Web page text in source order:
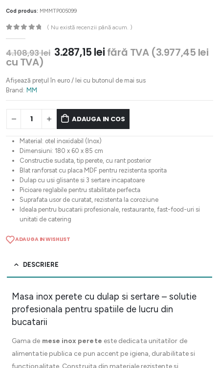
Cod produs: MMMTP005099
( Nu există recenzii până acum. )
4.108,93lei Prețul
fost:
3.287,15 leiPrețul
3.287,15 lei.
fără TVA (3.977,45 lei
cu TVA)
Afișează prețul în euro / lei cu butonul de mai sus
Brand: MM
ADAUGA IN COS
Material: otel inoxidabil (Inox)
Dimensiuni: 180 x 60 x 85 cm
Constructie sudata, tip perete, cu rant posterior
Blat ranforsat cu placa MDF pentru rezistenta sporita
Dulap cu usi glisante si 3 sertare incapatoare
Picioare reglabile pentru stabilitate perfecta
Suprafata usor de curatat, rezistenta la coroziune
Ideala pentru bucatarii profesionale, restaurante, fast-food-uri si
unitati de catering
ADAUGA IN WISHLIST
DESCRIERE
Masa inox perete cu dulap si sertare – solutie
profesionala pentru spatiile de lucru din
bucatarii
Gama de mese inox perete este dedicata unitatilor de
alimentatie publica ce pun accent pe igiena, durabilitate si
functionalitate. Construita din materiale rezistente si